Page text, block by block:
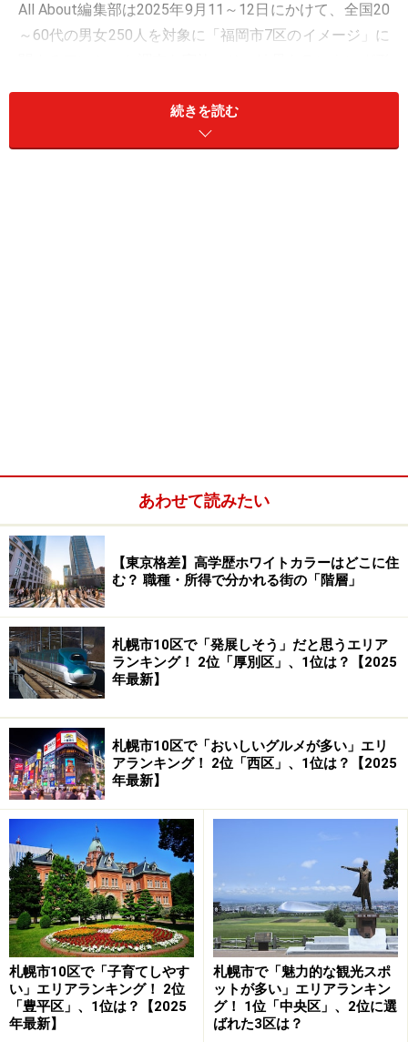
All About編集部は2025年9月11～12日にかけて、全国20
～60代の男女250人を対象に「福岡市7区のイメージ」に
極佐和野さんに福岡の「高級住宅地」について聞いてみ
2位：早良区／43票
2位は早良区でした。早良区は7区の中で最も広大な面積
を持つ、南北に広がるエリアです。博多湾に面する北部
には「シーサイドももち」の近代的な街並みが続き、西
新・藤崎エリアは商業と交通の拠点となっています。特
に、福岡市内でも注目度の高い「百道（ももち）」の存
在が、今回の高評価につながったと考えられます。
回答者からは「百道浜は高級住宅街として有名だから」
（30代男性／石川県）、「海岸線が綺麗だし、福岡タワ
ーやシーサイドももちなど新しい高級住宅街と言える」
（40代女性／神奈川県）、「藤崎や百道・室見川沿いの
エリアには高級住宅街が広がっており、閑静で落ち着い
た環境があるから」（40代男性／静岡県）などのコメン
トが寄せられていました。
続きを読む
あわせて読みたい
【東京格差】高学歴ホワイトカラーはどこに住
む？ 職種・所得で分かれる街の「階層」
札幌市10区で「発展しそう」だと思うエリア
ランキング！ 2位「厚別区」、1位は？【2025
年最新】
札幌市10区で「おいしいグルメが多い」エリ
アランキング！ 2位「西区」、1位は？【2025
年最新】
札幌市10区で「子育てしやす
い」エリアランキング！ 2位
「豊平区」、1位は？【2025
年最新】
札幌市で「魅力的な観光スポ
ットが多い」エリアランキン
グ！ 1位「中央区」、2位に選
ばれた3区は？